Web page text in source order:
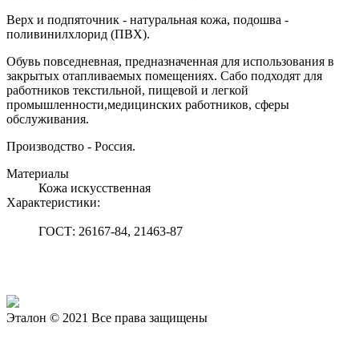
Верх и подпяточник - натуральная кожа, подошва -
поливинилхлорид (ПВХ).
Обувь повседневная, предназначенная для использования в
закрытых отапливаемых помещениях. Сабо подходят для
работников текстильной, пищевой и легкой
промышленности,медицинских работников, сферы
обслуживания.
Производство - Россия.
Материалы
Кожа искусственная
Характеристики:
ГОСТ: 26167-84, 21463-87
Эталон © 2021 Все права защищены